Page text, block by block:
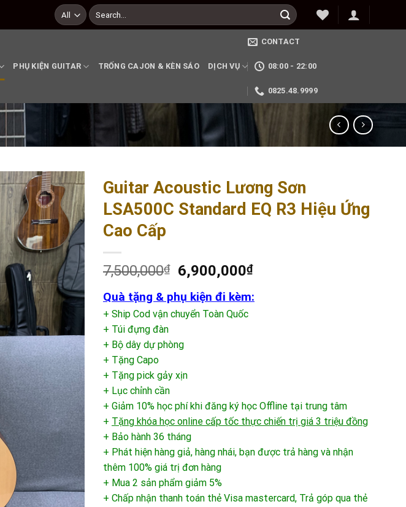
Search
for:
PHỤ KIỆN GUITAR TRỐNG CAJON & KÈN SÁO DỊCH VỤ
CONTACT
08:00 - 22:00
0825.48.9999
Add to
wishlist
Guitar Acoustic Lương Sơn
LSA500C Standard EQ R3 Hiệu Ứng
Cao Cấp
7,500,000₫ 6,900,000₫
Quà tặng & phụ kiện đi kèm:
+ Ship Cod vận chuyển Toàn Quốc
+ Túi đựng đàn
+ Bộ dây dự phòng
+ Tặng Capo
+ Tặng pick gảy xịn
+ Lục chỉnh cần
+ Giảm 10% học phí khi đăng ký học Offline tại trung tâm
+ Tặng khóa học online cấp tốc thực chiến trị giá 3 triệu đồng
+ Bảo hành 36 tháng
+ Phát hiện hàng giả, hàng nhái, bạn được trả hàng và nhận
thêm 100% giá trị đơn hàng
+ Mua 2 sản phẩm giảm 5%
+ Chấp nhận thanh toán thẻ Visa mastercard, Trả góp qua thẻ